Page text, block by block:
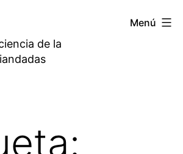
de la
Menú